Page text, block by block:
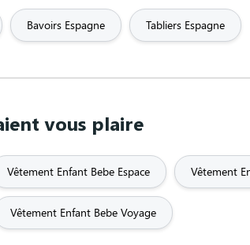
Bavoirs Espagne Tabliers Espagne
vous plaire
Vêtement Enfant Bebe Espace Vêtement
Vêtement Enfant Bebe Voyage